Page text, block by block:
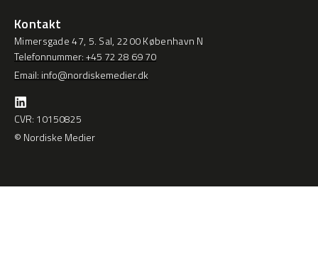
Kontakt
Mimersgade 47, 5. Sal, 2200 København N
Telefonnummer: +45 72 28 69 70
Email: info@nordiskemedier.dk
CVR: 10150825
© Nordiske Medier